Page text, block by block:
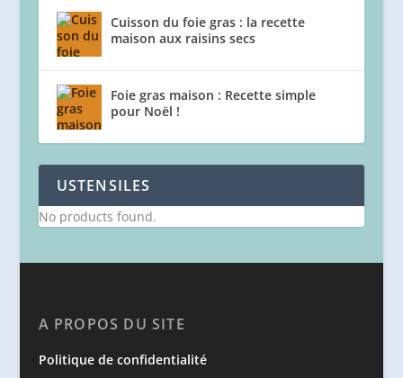
Cuisson du foie gras : la recette
maison aux raisins secs
Foie gras maison : Recette simple
pour Noël !
USTENSILES
No products found.
A PROPOS DU SITE
Politique de confidentialité